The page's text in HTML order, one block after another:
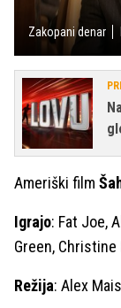
Zakopani denar
Ameriški film
Igrajo: Fat Joe,
Green, Christine
Režija: Alex